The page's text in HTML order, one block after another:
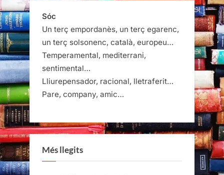
Sóc
Un terç empordanès, un terç egarenc,
un terç solsonenc, català, europeu…
Temperamental, mediterrani,
sentimental…
Lliurepensador, racional, lletraferit…
Pare, company, amic…
Més llegits